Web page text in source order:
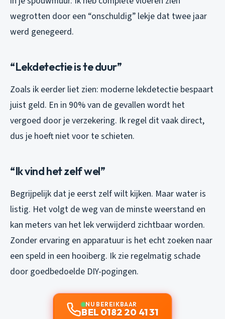
wegrotten door een “onschuldig” lekje dat twee jaar
werd genegeerd.
“Lekdetectie is te duur”
Zoals ik eerder liet zien: moderne lekdetectie bespaart
juist geld. En in 90% van de gevallen wordt het
vergoed door je verzekering. Ik regel dit vaak direct,
dus je hoeft niet voor te schieten.
“Ik vind het zelf wel”
Begrijpelijk dat je eerst zelf wilt kijken. Maar water is
listig. Het volgt de weg van de minste weerstand en
kan meters van het lek verwijderd zichtbaar worden.
Zonder ervaring en apparatuur is het echt zoeken naar
een speld in een hooiberg. Ik zie regelmatig schade
door goedbedoelde DIY-pogingen.
NU BEREIKBAAR
BEL 0182 20 41 31